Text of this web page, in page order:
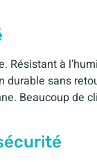
Résistant à
durable sans
Beaucoup de